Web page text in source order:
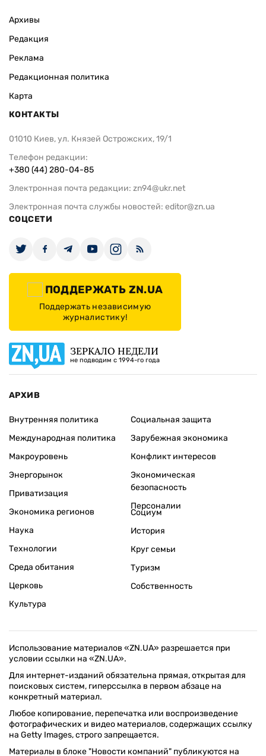
Архивы
Редакция
Реклама
Редакционная политика
Карта
КОНТАКТЫ
01010 Киев, ул. Князей Острожских, 19/1
Телефон редакции:
+380 (44) 280-04-85
Электронная почта редакции: zn94@ukr.net
Электронная почта службы новостей: editor@zn.ua
СОЦСЕТИ
ПОДДЕРЖАТЬ ZN.UA
Поддержать независимую
журналистику!
ЗЕРКАЛО НЕДЕЛИ
не подводим с 1994-го года
АРХИВ
Внутренняя политика
Международная политика
Макроуровень
Энергорынок
Приватизация
Экономика регионов
Социальная защита
Зарубежная экономика
Конфликт интересов
Экономическая
безопасность
Персоналии
Наука
Технологии
Среда обитания
Церковь
Культура
Социум
История
Круг семьи
Туризм
Собственность
Использование материалов «ZN.UA» разрешается при
условии ссылки на «ZN.UA».
Для интернет-изданий обязательна прямая, открытая для
поисковых систем, гиперссылка в первом абзаце на
конкретный материал.
Любое копирование, перепечатка или воспроизведение
фотографических и видео материалов, содержащих ссылку
на Getty Images, строго запрещается.
Материалы в блоке "Новости компаний" публикуются на